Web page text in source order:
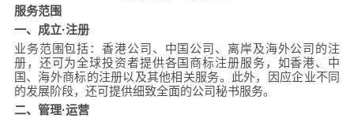
服务范围
一、成立·注册
业务范围包括：香港公司、中国公司、离岸及海外公司的注
册，还可为全球投资者提供各国商标注册服务，如香港、中
国、海外商标的注册以及其他相关服务。此外，因应企业不同
的发展阶段，还可提供细致全面的公司秘书服务。
二、管理·运营